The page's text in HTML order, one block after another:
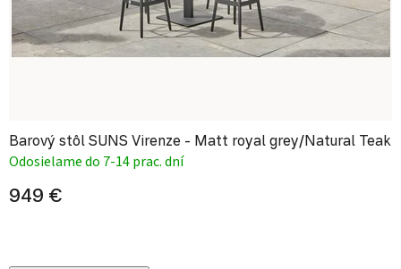
Barový stôl SUNS Virenze - Matt royal grey/Natural Teak
Odosielame do 7-14 prac. dní
949 €